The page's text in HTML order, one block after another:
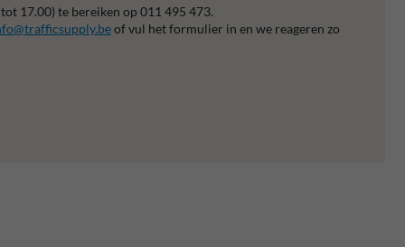
17.00) te bereiken op 011 495 473.
of vul het formulier in en we reageren zo